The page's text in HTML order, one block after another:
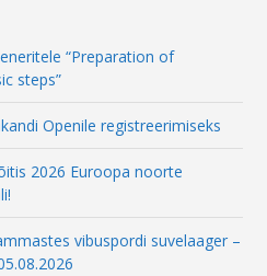
“Preparation of
steps”
Openile registreerimiseks
2026 Euroopa noorte
vibuspordi suvelaager –